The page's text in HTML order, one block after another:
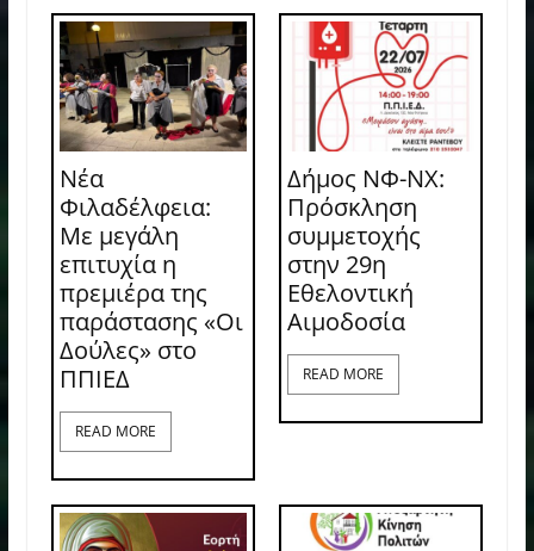
Νέα
Φιλαδέλφεια:
Με μεγάλη
επιτυχία η
πρεμιέρα της
παράστασης «Οι
Δούλες» στο
ΠΠΙΕΔ
READ MORE
Δήμος ΝΦ-ΝΧ:
Πρόσκληση
συμμετοχής
στην 29η
Εθελοντική
Αιμοδοσία
READ MORE